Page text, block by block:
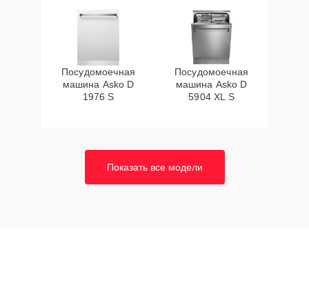
Посудомоечная
машина Asko D
1976 S
Посудомоечная
машина Asko D
5904 XL S
Показать все модели